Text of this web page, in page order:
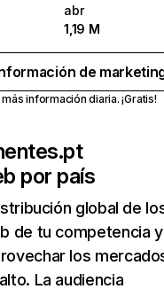
abr
1,19 M
de
información diaria. ¡Gratis!
por país
global de
de tu competencia y
los
La audiencia